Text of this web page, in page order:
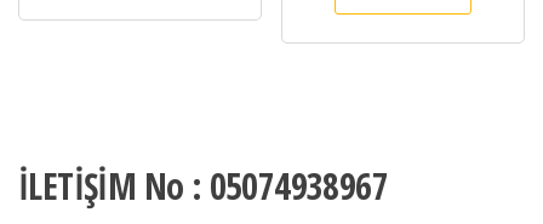
İLETİŞİM No : 05074938967